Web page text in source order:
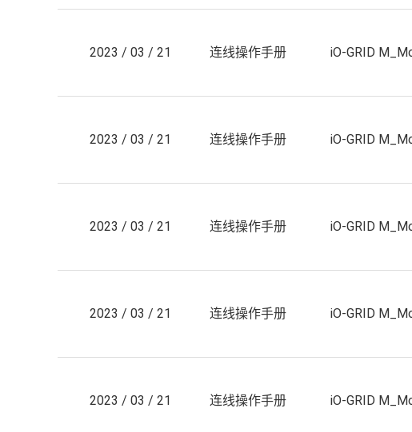
2023 / 03 / 21 连线操作手册 iO-GRID
2023 / 03 / 21 连线操作手册 iO-GRID
2023 / 03 / 21 连线操作手册 iO-GRID
2023 / 03 / 21 连线操作手册 iO-GRID
2023 / 03 / 21 连线操作手册 iO-GRID